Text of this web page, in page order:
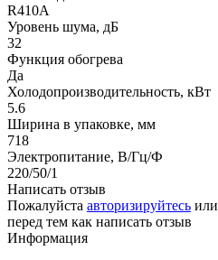
R410A
Уровень шума, дБ
32
Функция обогрева
Да
Холодопроизводительность, кВт
5.6
Ширина в упаковке, мм
718
Электропитание, В/Гц/Ф
220/50/1
Написать отзыв
Пожалуйста авторизируйтесь или
перед тем как написать отзыв
Информация